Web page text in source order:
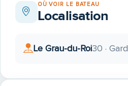
OÙ VOIR LE BATEAU
Localisation
Le Grau-du-Roi30 · Gard